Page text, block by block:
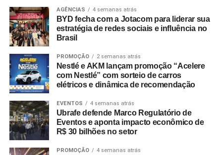
AGÊNCIAS 4 semanas atrás
BYD fecha com a Jotacom para liderar sua
estratégia de redes sociais e influência no
Brasil
PROMOÇÃO 2 semanas atrás
Nestlé e AKM lançam promoção “Acelere
com Nestlé” com sorteio de carros
elétricos e dinâmica de recomendação
EVENTOS 4 semanas atrás
Ubrafe defende Marco Regulatório de
Eventos e aponta impacto econômico de
R$ 30 bilhões no setor
PROMOÇÃO 4 semanas atrás